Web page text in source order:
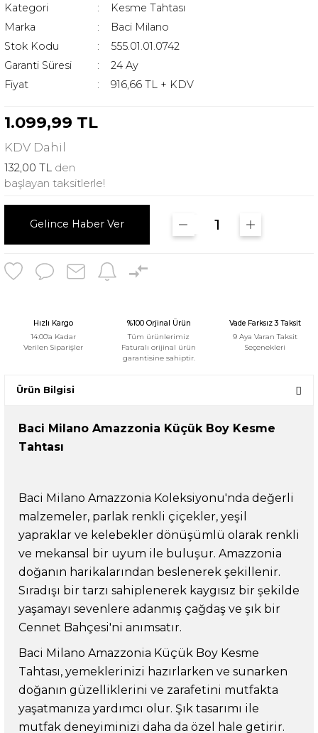
Kategori
Kesme Tahtası
Marka
Baci Milano
Stok Kodu
555.01.01.0742
Garanti Süresi
24 Ay
Fiyat
916,66 TL + KDV
1.099,99 TL
KDV Dahil
132,00 TL den
başlayan taksitlerle!
Gelince Haber Ver
Hızlı Kargo
14:00'a Kadar
Verilen Siparişler
%100 Orjinal Ürün
Tüm ürünlerimiz
Faturalı orijinal ürün
garantisine sahiptir.
Vade Farksız 3 Taksit
9 Aya Varan Taksit
Seçenekleri
Ürün Bilgisi
Baci Milano Amazzonia Küçük Boy Kesme
Tahtası
Baci Milano Amazzonia Koleksiyonu'nda değerli
malzemeler, parlak renkli çiçekler, yeşil
yapraklar ve kelebekler dönüşümlü olarak renkli
ve mekansal bir uyum ile buluşur. Amazzonia
doğanın harikalarından beslenerek şekillenir.
Sıradışı bir tarzı sahiplenerek kaygısız bir şekilde
yaşamayı sevenlere adanmış çağdaş ve şık bir
Cennet Bahçesi'ni anımsatır.
Baci Milano Amazzonia Küçük Boy Kesme
Tahtası, yemeklerinizi hazırlarken ve sunarken
doğanın güzelliklerini ve zarafetini mutfakta
yaşatmanıza yardımcı olur. Şık tasarımı ile
mutfak deneyiminizi daha da özel hale getirir.